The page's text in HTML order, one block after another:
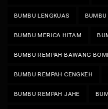
BUMBU LENGKUAS
BUMBU MERICA HITAM
BUMBU REMPAH BAWANG
BUMBU REMPAH CENGKEH
BUMBU REMPAH JAHE